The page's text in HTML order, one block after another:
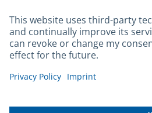
Contact
Barrierefreiheit
Leichte Sprache
Gebärdensprache
Kontakt